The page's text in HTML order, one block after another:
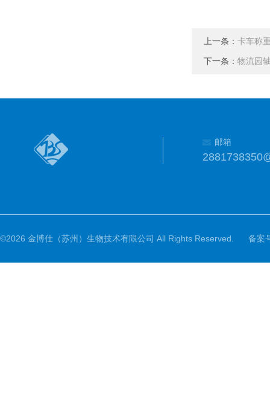
上一条： 卡车称
下一条： 物流园
邮箱
©2026 金博仕（苏州）生物技术有限公司 All Rights Reserved. 备案